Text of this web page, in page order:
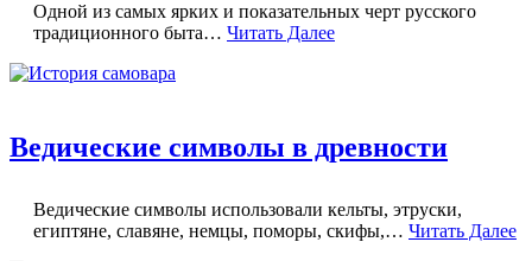
Одной из самых ярких и показательных черт русского
традиционного быта… Читать Далее
Ведические символы в древности
Ведические символы использовали кельты, этруски,
египтяне, славяне, немцы, поморы, скифы,… Читать Далее